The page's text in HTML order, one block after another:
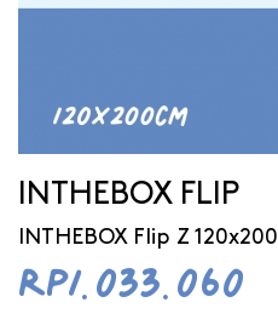
INTHEBOX FLIP
INTHEBOX Flip Z 120x200
Rp1.033.060